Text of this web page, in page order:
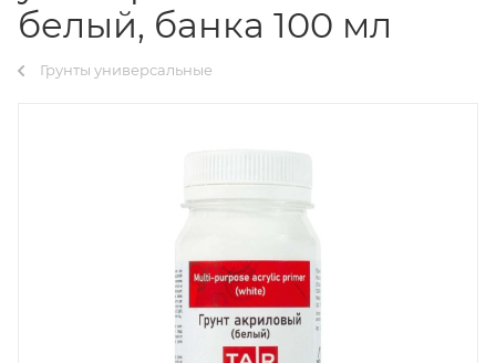
белый, банка 100 мл
Грунты универсальные